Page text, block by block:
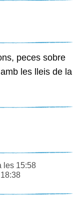
peces sobre
les lleis de la
les 15:58